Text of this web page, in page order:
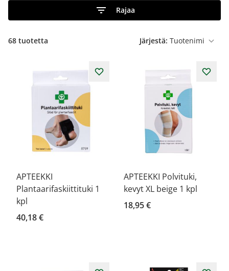
Rajaa
68 tuotetta Järjestä:
APTEEKKI
Plantaarifaskiittituki 1
kpl
40,18 €
APTEEKKI Polvituki,
kevyt XL beige 1 kpl
18,95 €